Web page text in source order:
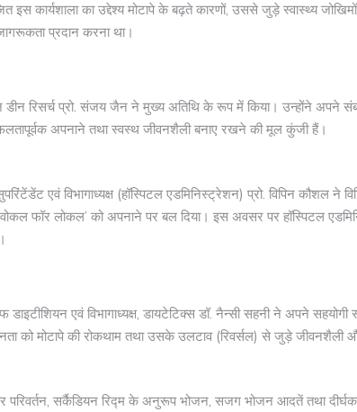
कार्यशाला का उद्देश्य मोटापे के बढ़ते कारणों, उससे जुड़े स्वास्थ्य
प्रदान करना था।
डीन रिसर्च प्रो. संजय जैन ने मुख्य अतिथि के रूप में किया। उन्होंने अपने
अपनाने तथा स्वस्थ जीवनशैली बनाए रखने की मूल कुंजी हैं।
एवं विभागाध्यक्ष (हॉस्पिटल एडमिनिस्ट्रेशन) प्रो. विपिन कौशल ने
फॉर लोकल’ को अपनाने पर बल दिया। इस अवसर पर हॉस्पिटल
डाइटीशियन एवं विभागाध्यक्ष, डायटेटिक्स डॉ. नैन्सी सहनी ने अपने
को मोटापे की रोकथाम तथा उसके उलटाव (रिवर्सल) से जुड़े
परिवर्तन, सर्कैडियन रिद्म के अनुरूप भोजन, सजग भोजन आदतें तथा